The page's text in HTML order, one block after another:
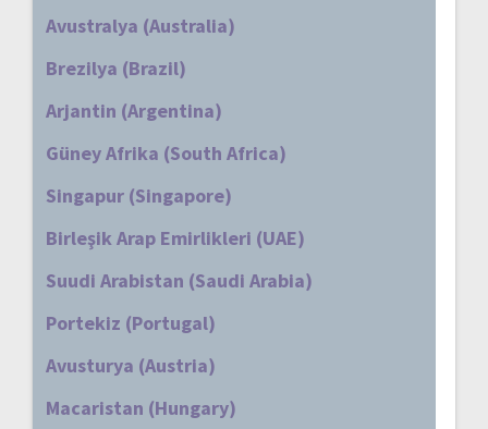
Avustralya (Australia)
Brezilya (Brazil)
Arjantin (Argentina)
Güney Afrika (South Africa)
Singapur (Singapore)
Birleşik Arap Emirlikleri (UAE)
Suudi Arabistan (Saudi Arabia)
Portekiz (Portugal)
Avusturya (Austria)
Macaristan (Hungary)